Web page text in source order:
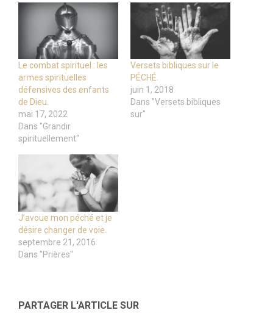
Le combat spirituel : les
armes spirituelles
défensives des enfants
de Dieu.
mai 17, 2022
Dans "Grandir
spirituellement"
Versets bibliques sur le
PÉCHÉ.
juin 1, 2018
Dans "Versets bibliques
sur"
J’avoue mon péché et je
désire changer de voie.
septembre 21, 2016
Dans "Prières"
PARTAGER L'ARTICLE SUR